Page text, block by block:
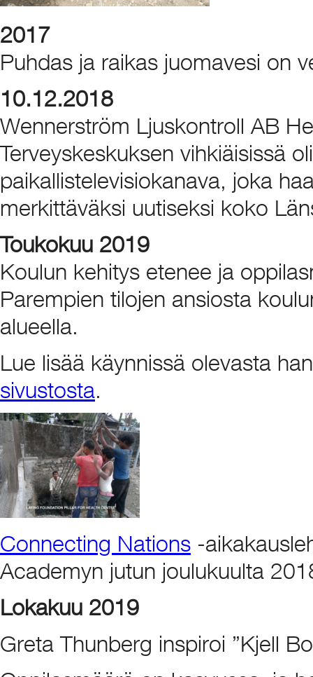
2017
Puhdas ja raikas juomavesi on
10.12.2018
Wennerström Ljuskontroll AB
Terveyskeskuksen vihkiäisissä
paikallistelevisiokanava, joka
merkittäväksi uutiseksi koko
Toukokuu 2019
Koulun kehitys etenee ja
Parempien tilojen ansiosta
alueella.
Lue lisää käynnissä olevasta
sivustosta.
Connecting Nations -
Academyn jutun joulukuulta
Lokakuu 2019
Greta Thunberg inspiroi ”Kjell